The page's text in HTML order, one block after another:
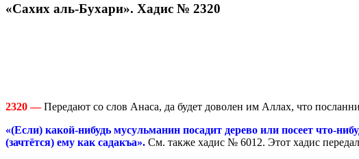
«Сахих аль-Бухари». Хадис № 2320
2320 — Передают со слов Анаса, да будет доволен им Аллах, что
«(Если) какой-нибудь мусульманин посадит дерево или посеет что-
(зачтётся) ему как садакъа». См. также хадис № 6012. Этот хадис